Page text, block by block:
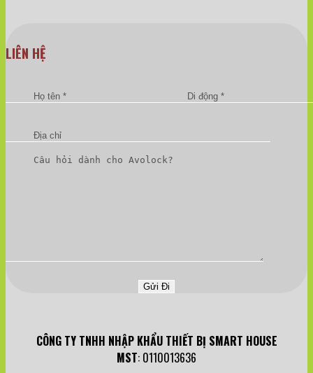
LIÊN HỆ
CÔNG TY TNHH NHẬP KHẨU THIẾT BỊ SMART HOUSE
MST: 0110013636